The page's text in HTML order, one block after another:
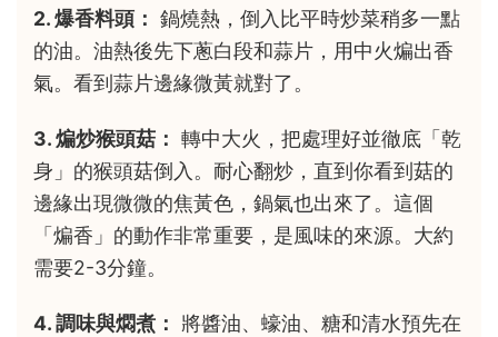
2. 爆香料頭： 鍋燒熱，倒入比平時炒菜稍多一點
的油。油熱後先下蔥白段和蒜片，用中火煸出香
氣。看到蒜片邊緣微黃就對了。
3. 煸炒猴頭菇： 轉中大火，把處理好並徹底「乾
身」的猴頭菇倒入。耐心翻炒，直到你看到菇的
邊緣出現微微的焦黃色，鍋氣也出來了。這個
「煸香」的動作非常重要，是風味的來源。大約
需要2-3分鐘。
4. 調味與燜煮：
將醬油、蠔油、糖和清水預先在